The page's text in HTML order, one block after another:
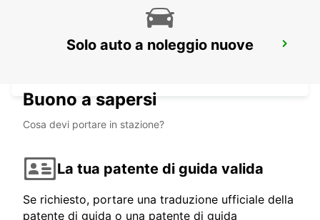
PORTO STAZIONE FERROVIARIA
Solo auto a noleggio nuove
Buono a sapersi
Cosa devi portare in stazione?
La tua patente di guida valida
Se richiesto, portare una traduzione ufficiale della
patente di guida o una patente di guida